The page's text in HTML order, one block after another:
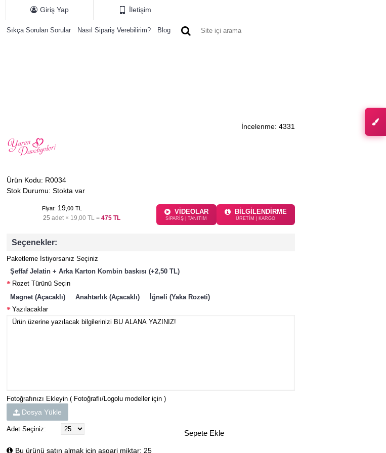
Giriş Yap İletişim
Sıkça Sorulan Sorular Nasıl Sipariş Verebilirim? Blog
İncelenme: 4331
Ürün Kodu: R0034
Stok Durumu: Stokta var
Fiyat: 19 ,00 TL
25 adet × 19,00 TL =475 TL
VİDEOLAR
SİPARİŞ | TANITIM
BİLGİLENDİRME
ÜRETİM | KARGO
Seçenekler:
Paketleme İstiyorsanız Seçiniz
Şeffaf Jelatin + Arka Karton Kombin baskısı (+2,50 TL)
Rozet Türünü Seçin
Magnet (Açacaklı)
Anahtarlık (Açacaklı)
İğneli (Yaka Rozeti)
Yazılacaklar
Fotoğrafınızı Ekleyin ( Fotoğraflı/Logolu modeller için )
Dosya Yükle
Adet Seçiniz: Sepete Ekle
Bu ürünü satın almak için asgari miktar: 25